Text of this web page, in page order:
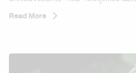
Read More